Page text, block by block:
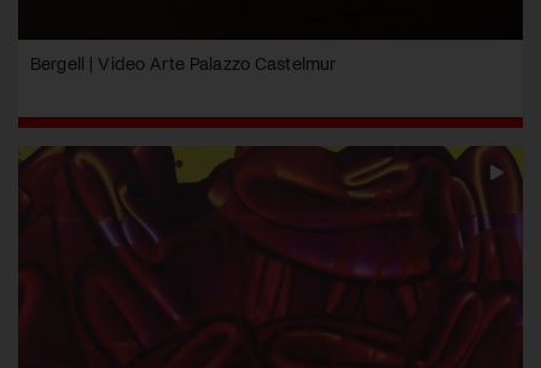
Bergell | Video Arte Palazzo Castelmur